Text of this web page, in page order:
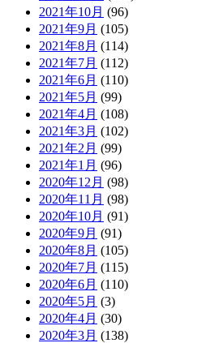
2021年10月 (96)
2021年9月 (105)
2021年8月 (114)
2021年7月 (112)
2021年6月 (110)
2021年5月 (99)
2021年4月 (108)
2021年3月 (102)
2021年2月 (99)
2021年1月 (96)
2020年12月 (98)
2020年11月 (98)
2020年10月 (91)
2020年9月 (91)
2020年8月 (105)
2020年7月 (115)
2020年6月 (110)
2020年5月 (3)
2020年4月 (30)
2020年3月 (138)